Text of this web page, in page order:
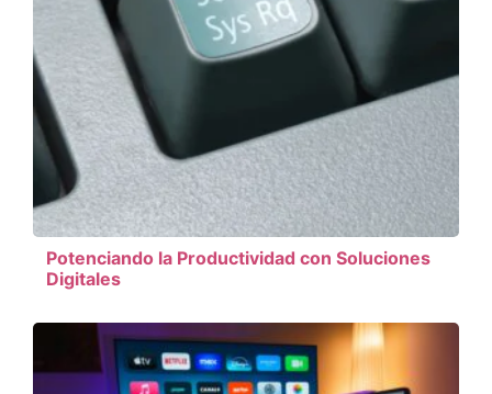
Potenciando la Productividad con Soluciones
Digitales